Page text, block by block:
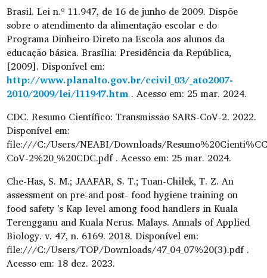
Brasil. Lei n.º 11.947, de 16 de junho de 2009. Dispõe
sobre o atendimento da alimentação escolar e do
Programa Dinheiro Direto na Escola aos alunos da
educação básica. Brasília: Presidência da República,
[2009]. Disponível em:
http://www.planalto.gov.br/ccivil_03/_ato2007-
2010/2009/lei/l11947.htm . Acesso em: 25 mar. 2024.
CDC. Resumo Científico: Transmissão SARS-CoV-2. 2022.
Disponível em:
file:///C:/Users/NEABI/Downloads/
CoV-2%20_%20CDC.pdf . Acesso em: 25 mar. 2024.
Che-Has, S. M.; JAAFAR, S. T.; Tuan-Chilek, T. Z. An
assessment on pre-and post- food hygiene training on
food safety 's Kap level among food handlers in Kuala
Terengganu and Kuala Nerus. Malays. Annals of Applied
Biology. v. 47, n. 6169. 2018. Disponível em:
file:///C:/Users/TOP/Downloads/47_04_07%20(3).pdf .
Acesso em: 18 dez. 2023.